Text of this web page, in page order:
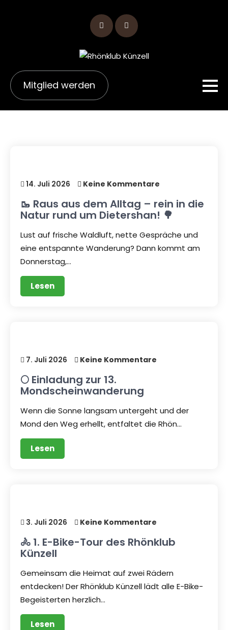
Mitglied werden
14. Juli 2026 Keine Kommentare
🥾 Raus aus dem Alltag – rein in die
Natur rund um Dietershan! 🌳
Lust auf frische Waldluft, nette Gespräche und
eine entspannte Wanderung? Dann kommt am
Donnerstag,…
Lesen
7. Juli 2026 Keine Kommentare
🌕 Einladung zur 13.
Mondscheinwanderung
Wenn die Sonne langsam untergeht und der
Mond den Weg erhellt, entfaltet die Rhön…
Lesen
3. Juli 2026 Keine Kommentare
🚴 1. E-Bike-Tour des Rhönklub
Künzell
Gemeinsam die Heimat auf zwei Rädern
entdecken! Der Rhönklub Künzell lädt alle E-Bike-
Begeisterten herzlich…
Lesen